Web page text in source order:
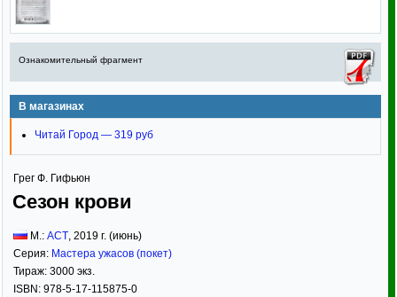
Ознакомительный фрагмент
В магазинах
Читай Город — 319 руб
Грег Ф. Гифьюн
Сезон крови
М.: АСТ 2019 г. (июнь)
Серия: Мастера ужасов (покет)
Тираж: 3000 экз.
ISBN: 978-5-17-115875-0